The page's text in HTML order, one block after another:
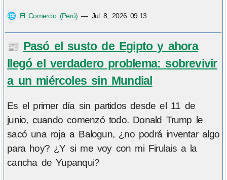
🌐 El Comercio (Perú) — Jul 8, 2026 09:13
📰 Pasó el susto de Egipto y ahora
llegó el verdadero problema: sobrevivir
a un miércoles sin Mundial
Es el primer día sin partidos desde el 11 de
junio, cuando comenzó todo. Donald Trump le
sacó una roja a Balogun, ¿no podrá inventar algo
para hoy? ¿Y si me voy con mi Firulais a la
cancha de Yupanqui?